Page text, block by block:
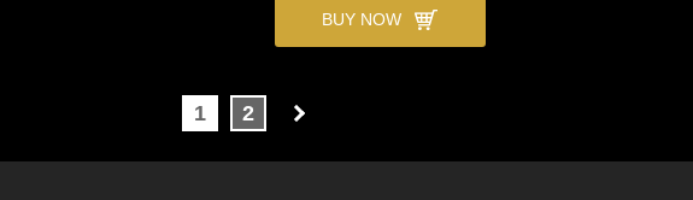
BUY NOW
1 2